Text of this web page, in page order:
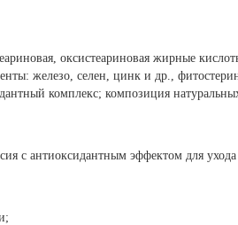
оксистеариновая жирные
железо, селен, цинк и др.,
комплекс; композиция
с антиоксидантным эффектом для